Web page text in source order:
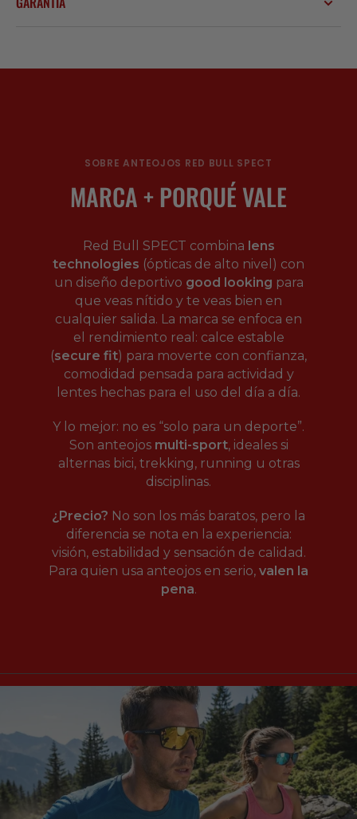
SOBRE ANTEOJOS RED BULL SPECT
MARCA + PORQUÉ VALE
Red Bull SPECT combina lens
technologies (ópticas de alto nivel) con
un diseño deportivo good looking para
que veas nítido y te veas bien en
cualquier salida. La marca se enfoca en
el rendimiento real: calce estable
(secure fit) para moverte con confianza,
comodidad pensada para actividad y
lentes hechas para el uso del día a día.
Y lo mejor: no es “solo para un deporte”.
Son anteojos multi-sport, ideales si
alternas bici, trekking, running u otras
disciplinas.
¿Precio? No son los más baratos, pero la
diferencia se nota en la experiencia:
visión, estabilidad y sensación de calidad.
Para quien usa anteojos en serio, valen la
pena.